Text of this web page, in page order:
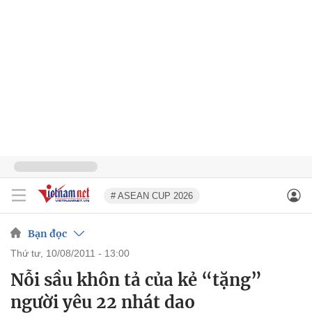
# ASEAN CUP 2026
Bạn đọc
thứ tư, 10/08/2011 - 13:00
Nỗi sầu khôn tả của kẻ “tặng”
người yêu 22 nhát dao